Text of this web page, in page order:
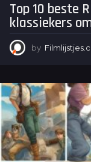
Top 10 beste
klassiekers
by